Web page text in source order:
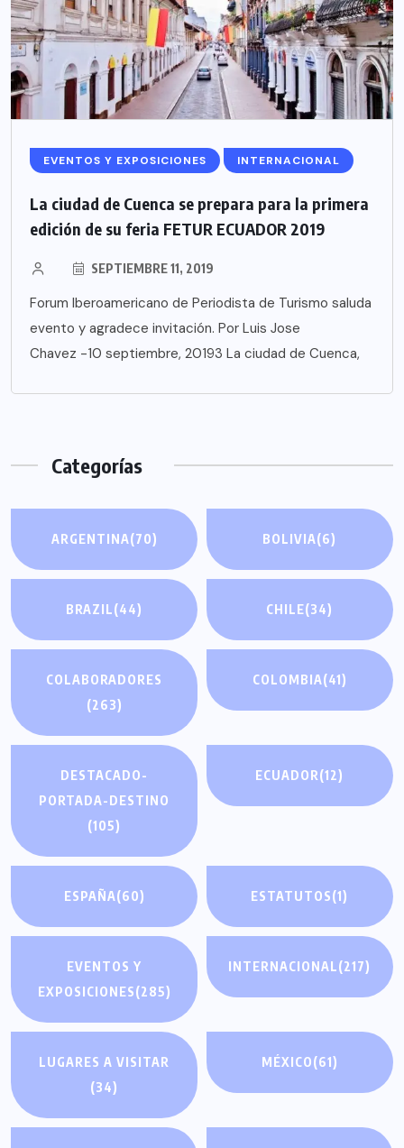
EVENTOS Y EXPOSICIONES INTERNACIONAL
La ciudad de Cuenca se prepara para la primera
edición de su feria FETUR ECUADOR 2019
SEPTIEMBRE 11, 2019
Forum Iberoamericano de Periodista de Turismo saluda
evento y agradece invitación. Por Luis Jose
Chavez -10 septiembre, 20193 La ciudad de Cuenca,
Categorías
ARGENTINA(70) BOLIVIA(6)
BRAZIL(44) CHILE(34)
COLABORADORES
(263)
COLOMBIA(41)
DESTACADO-
PORTADA-DESTINO
(105)
ECUADOR(12)
ESPAÑA(60) ESTATUTOS(1)
EVENTOS Y
EXPOSICIONES(285)
INTERNACIONAL(217)
LUGARES A VISITAR
(34)
MÉXICO(61)